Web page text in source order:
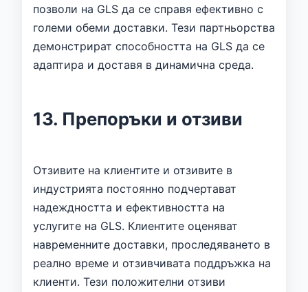
позволи на GLS да се справя ефективно с
големи обеми доставки. Тези партньорства
демонстрират способността на GLS да се
адаптира и доставя в динамична среда.
13. Препоръки и отзиви
Отзивите на клиентите и отзивите в
индустрията постоянно подчертават
надеждността и ефективността на
услугите на GLS. Клиентите оценяват
навременните доставки, проследяването в
реално време и отзивчивата поддръжка на
клиенти. Тези положителни отзиви